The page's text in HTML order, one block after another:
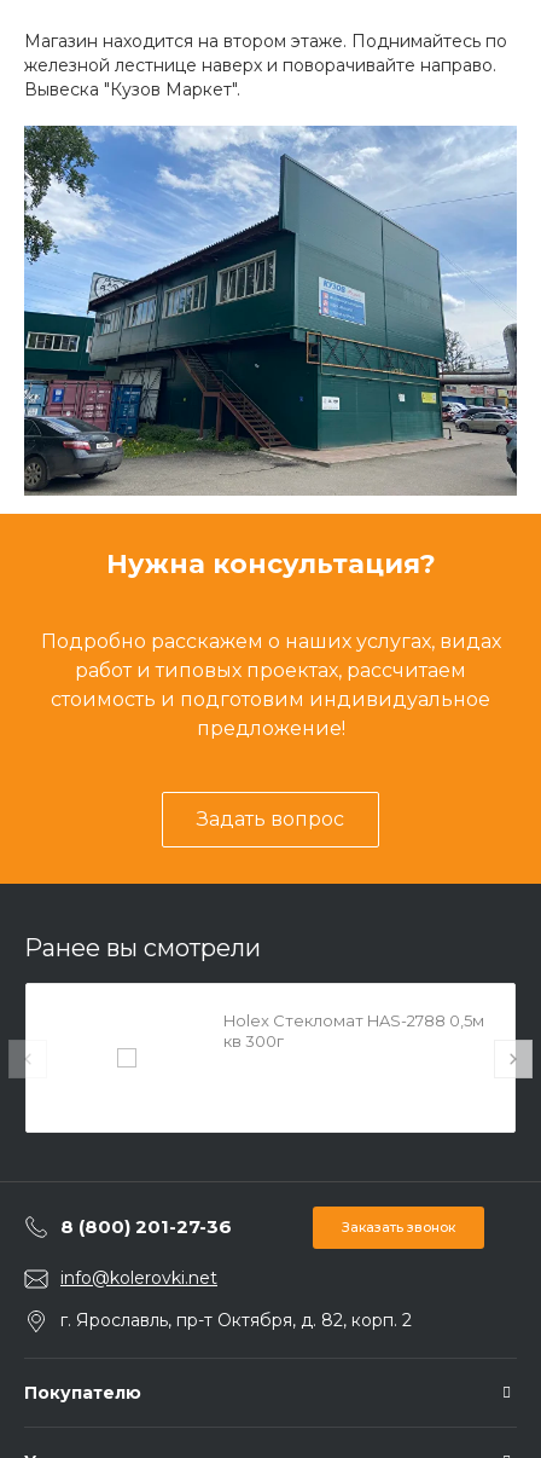
Магазин находится на втором этаже. Поднимайтесь по
железной лестнице наверх и поворачивайте направо.
Вывеска "Кузов Маркет".
Нужна консультация?
Подробно расскажем о наших услугах, видах
работ и типовых проектах, рассчитаем
стоимость и подготовим индивидуальное
предложение!
Задать вопрос
Ранее вы смотрели
Holex Стекломат HAS-2788 0,5м
кв 300г
8 (800) 201-27-36 Заказать звонок
info@kolerovki.net
г. Ярославль, пр-т Октября, д. 82, корп. 2
Покупателю